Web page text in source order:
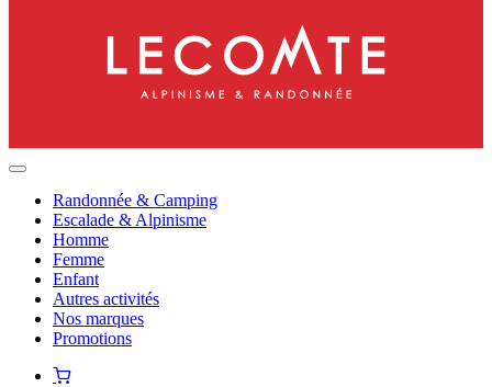
Randonnée & Camping
Escalade & Alpinisme
Homme
Femme
Enfant
Autres activités
Nos marques
Promotions